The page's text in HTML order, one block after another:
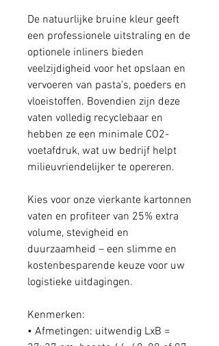
De natuurlijke bruine kleur geeft
een professionele uitstraling en de
optionele inliners bieden
veelzijdigheid voor het opslaan en
vervoeren van pasta’s, poeders en
vloeistoffen. Bovendien zijn deze
vaten volledig recyclebaar en
hebben ze een minimale CO2-
voetafdruk, wat uw bedrijf helpt
milieuvriendelijker te opereren.
Kies voor onze vierkante kartonnen
vaten en profiteer van 25% extra
volume, stevigheid en
duurzaamheid – een slimme en
kostenbesparende keuze voor uw
logistieke uitdagingen.
Kenmerken:
• Afmetingen: uitwendig LxB =